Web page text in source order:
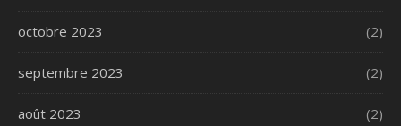
octobre 2023 (2)
septembre 2023 (2)
août 2023 (2)